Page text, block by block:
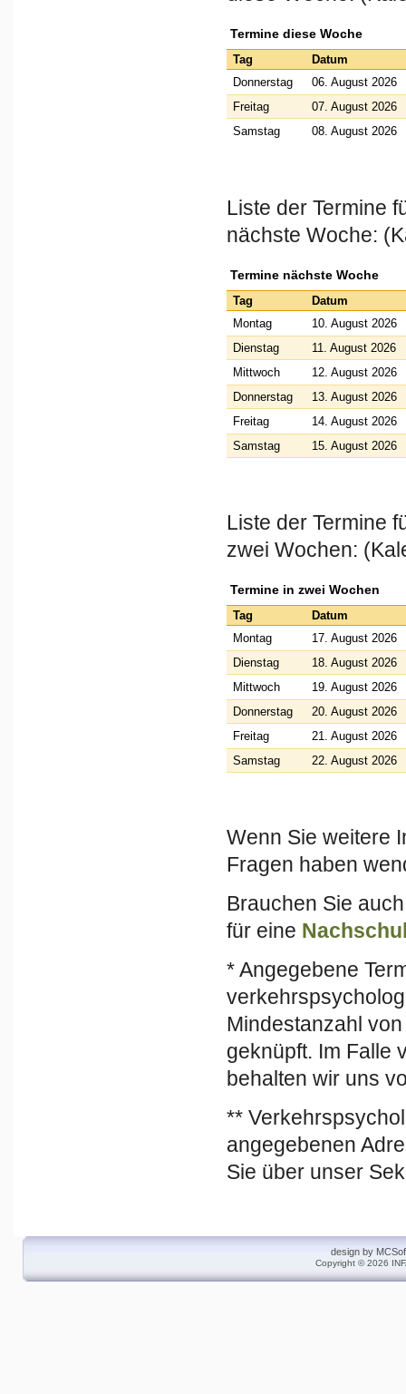
Termine diese Woche
Tag
Datum
Donnerstag
06. August 2026
Freitag
07. August 2026
Samstag
08. August 2026
Liste der Termine
nächste Woche:
Termine nächste Woche
Tag
Datum
Montag
10. August 2026
Dienstag
11. August 2026
Mittwoch
12. August 2026
Donnerstag
13. August 2026
Freitag
14. August 2026
Samstag
15. August 2026
Liste der Termine
zwei Wochen:
Termine in zwei Wochen
Tag
Datum
Montag
17. August 2026
Dienstag
18. August 2026
Mittwoch
19. August 2026
Donnerstag
20. August 2026
Freitag
21. August 2026
Samstag
22. August 2026
Wenn Sie weitere
Fragen haben
Brauchen Sie
für eine
* Angegebene
Mindestanzahl
geknüpft. Im Falle
behalten wir uns
**
angegebenen
Sie über unser
design by
Copyright © 2026